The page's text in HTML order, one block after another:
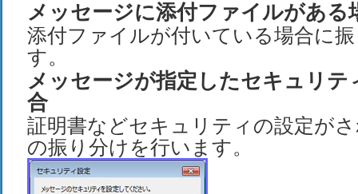
メッセージに添付ファイルがある
添付ファイルが付いている場合に
す。
メッセージが指定したセキュリテ
合
証明書などセキュリティの設定が
の振り分けを行います。